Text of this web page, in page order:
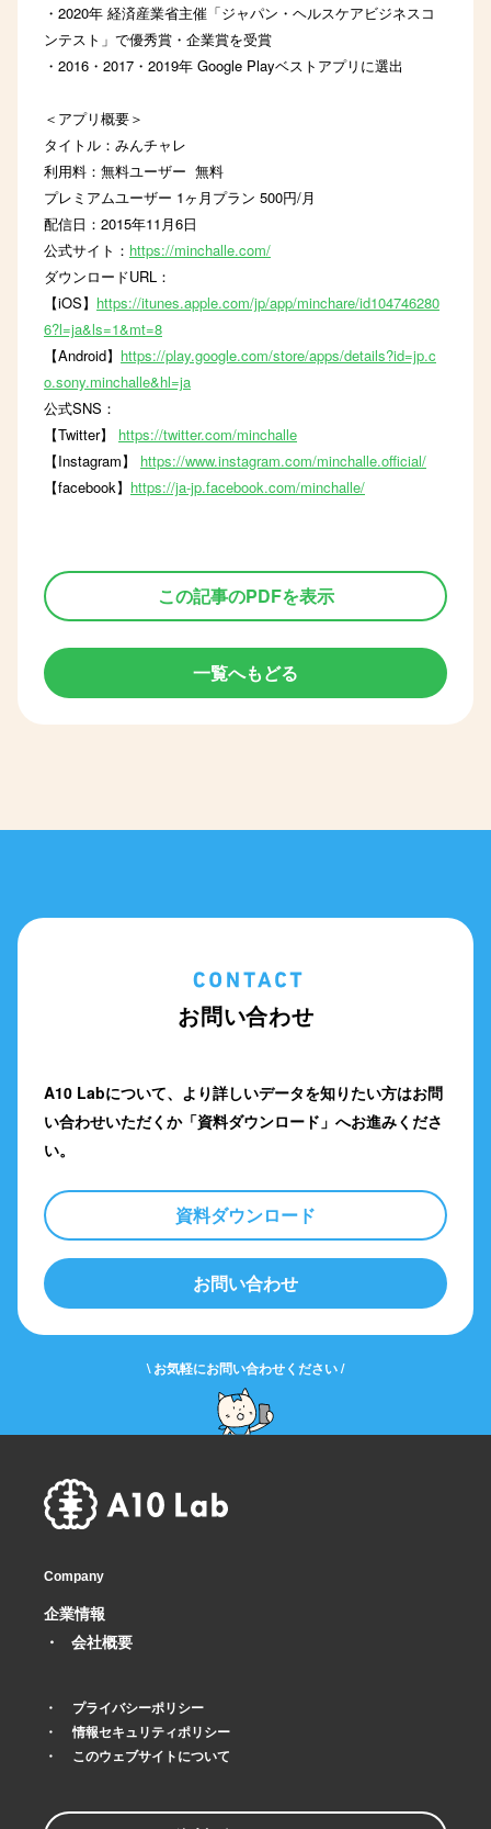
・2020年 経済産業省主催「ジャパン・ヘルスケアビジネスコ
ンテスト」で優秀賞・企業賞を受賞
・2016・2017・2019年 Google Playベストアプリに選出
＜アプリ概要＞
タイトル：みんチャレ
利用料：無料ユーザー 無料
プレミアムユーザー 1ヶ月プラン 500円/月
配信日：2015年11月6日
公式サイト： https://minchalle.com/
ダウンロードURL：
【iOS】 https://itunes.apple.com/jp/app/minchare/id104746280
6?l=ja&ls=1&mt=8
【Android】 https://play.google.com/store/apps/details?id=jp.c
o.sony.minchalle&hl=ja
公式SNS：
【Twitter】 https://twitter.com/minchalle
【Instagram】 https://www.instagram.com/minchalle.official/
【facebook】 https://ja-jp.facebook.com/minchalle/
この記事のPDFを表示
一覧へもどる
お問い合わせ
A10 Labについて、より詳しいデータを知りたい方はお問
い合わせいただくか「資料ダウンロード」へお進みくださ
い。
資料ダウンロード
お問い合わせ
\ お気軽にお問い合わせください /
Company
企業情報
会社概要
プライバシーポリシー
情報セキュリティポリシー
このウェブサイトについて